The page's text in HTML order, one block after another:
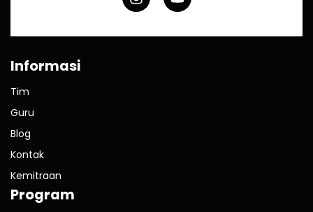
Informasi
Tim
Guru
Blog
Kontak
Kemitraan
Program